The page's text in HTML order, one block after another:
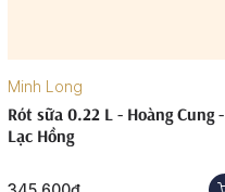
Minh Long
Rót sữa 0.22 L - Hoàng Cung -
Lạc Hồng